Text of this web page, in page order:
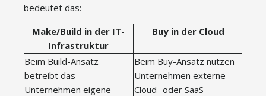
bedeutet das:
Make/Build in der IT-
Infrastruktur
Buy in der Cloud
Beim Build-Ansatz
betreibt das
Unternehmen eigene
Beim Buy-Ansatz nutzen
Unternehmen externe
Cloud- oder SaaS-